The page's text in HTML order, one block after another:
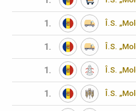
1. Î.S.
1. Î.S.
1. Î.S.
1. Î.S.